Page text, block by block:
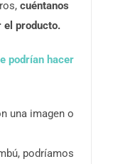
cuéntanos
el producto.
podrían hacer
una imagen o
podríamos